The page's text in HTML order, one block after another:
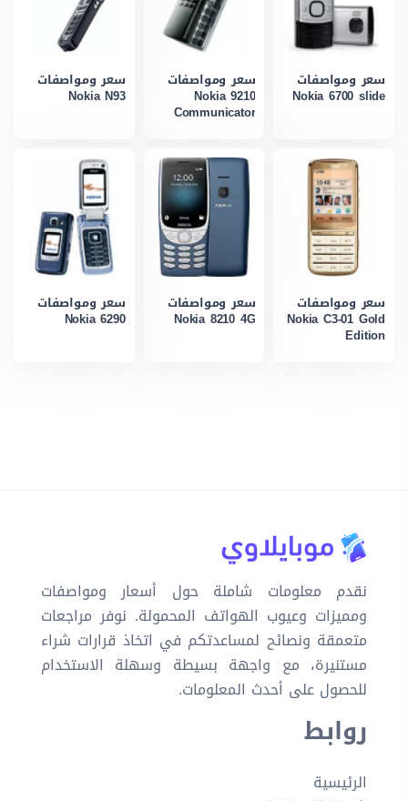
سعر ومواصفات
Nokia 6700 slide
سعر ومواصفات
Nokia 9210
Communicator
سعر ومواصفات
Nokia N93
سعر ومواصفات
Nokia C3-01 Gold
Edition
سعر ومواصفات
Nokia 8210 4G
سعر ومواصفات
Nokia 6290
نقدم معلومات شاملة حول أسعار ومواصفات
ومميزات وعيوب الهواتف المحمولة. نوفر مراجعات
متعمقة ونصائح لمساعدتكم في اتخاذ قرارات شراء
مستنيرة، مع واجهة بسيطة وسهلة الاستخدام
للحصول على أحدث المعلومات.
روابط
الرئيسية